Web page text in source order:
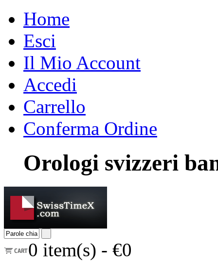
Home
Esci
Il Mio Account
Accedi
Carrello
Conferma Ordine
Orologi svizzeri
0 item(s) - €0